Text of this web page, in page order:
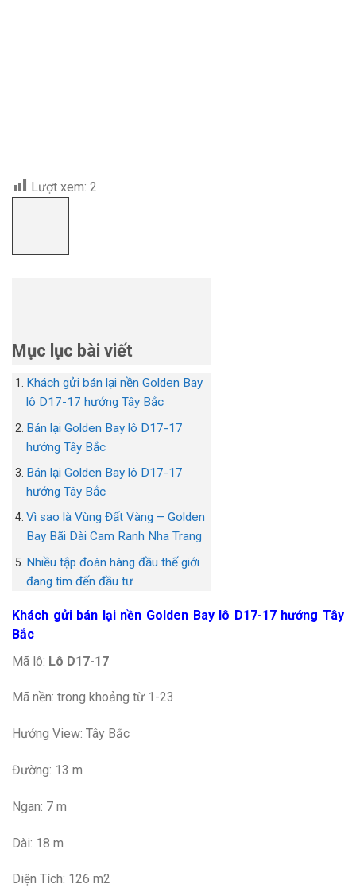
Lượt xem: 2
Mục lục bài viết
Khách gửi bán lại nền Golden Bay
lô D17-17 hướng Tây Bắc
Bán lại Golden Bay lô D17-17
hướng Tây Bắc
Bán lại Golden Bay lô D17-17
hướng Tây Bắc
Vì sao là Vùng Đất Vàng – Golden
Bay Bãi Dài Cam Ranh Nha Trang
Nhiều tập đoàn hàng đầu thế giới
đang tìm đến đầu tư
Khách gửi bán lại nền Golden Bay lô D17-17 hướng Tây
Bắc
Mã lô: Lô D17-17
Mã nền: trong khoảng từ 1-23
Hướng View: Tây Bắc
Đường: 13 m
Ngan: 7 m
Dài: 18 m
Diện Tích: 126 m2